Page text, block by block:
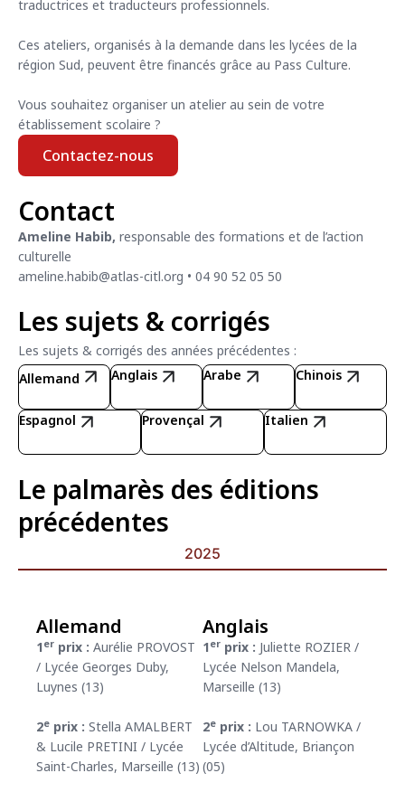
traductrices et traducteurs professionnels.
Ces ateliers, organisés à la demande dans les lycées de la
région Sud, peuvent être financés grâce au Pass Culture.
Vous souhaitez organiser un atelier au sein de votre
établissement scolaire ?
Contactez-nous
Contact
Ameline Habib, responsable des formations et de l’action
culturelle
ameline.habib@atlas-citl.org • 04 90 52 05 50
Les sujets & corrigés
Les sujets & corrigés des années précédentes :
Allemand
Anglais Arabe Chinois
Espagnol Provençal Italien
Le palmarès des éditions
précédentes
2025
Allemand
1er prix : Aurélie PROVOST
/ Lycée Georges Duby,
Luynes (13)
2e prix : Stella AMALBERT
& Lucile PRETINI / Lycée
Saint-Charles, Marseille (13)
Anglais
1er prix : Juliette ROZIER /
Lycée Nelson Mandela,
Marseille (13)
2e prix : Lou TARNOWKA /
Lycée d’Altitude, Briançon
(05)